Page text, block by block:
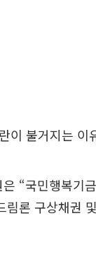
이 불거지는 이
“국민행복기
론 구상채권